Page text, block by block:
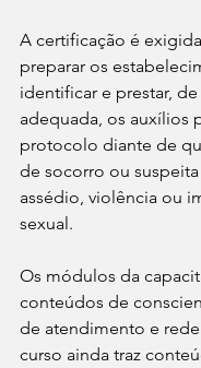
A certificação é
preparar os
identificar e prestar,
adequada, os auxílios
protocolo diante de
de socorro ou
assédio, violência ou
sexual.
Os módulos da
conteúdos de
de atendimento e
curso ainda traz